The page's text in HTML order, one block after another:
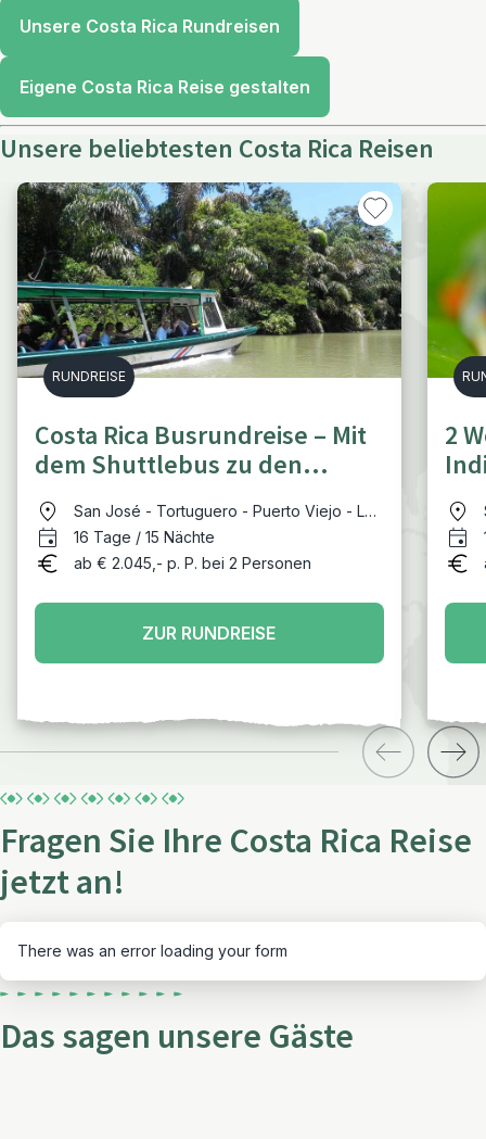
Unsere Costa Rica Rundreisen
Eigene Costa Rica Reise gestalten
Unsere beliebtesten Costa Rica Reisen
RUNDREISE
Costa Rica Busrundreise – Mit
dem Shuttlebus zu den
Highlights
San José - Tortuguero - Puerto Viejo - La
Fortuna - Monteverde - Manuel Antonio -
San José
16 Tage / 15 Nächte
ab € 2.045,- p. P. bei 2 Personen
ZUR RUNDREISE
2
Fragen Sie Ihre Costa Rica Reise
jetzt an!
There was an error loading your form
Das sagen unsere Gäste